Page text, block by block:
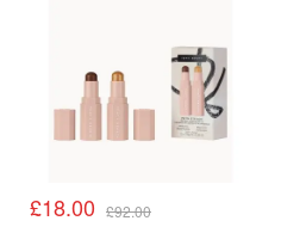
£18.00 £92.00